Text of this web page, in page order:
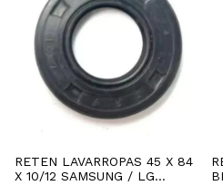
RETEN LAVARROPAS 45 X 84
X 10/12 SAMSUNG / LG